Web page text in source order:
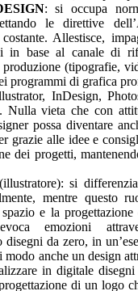
: si occupa
le direttive
Allestisce,
in base al canale di
(tipografie,
programmi di grafica
InDesign,
Nulla vieta che con
possa diventare
grazie alle idee e
dei progetti,
(illustratore): si
mentre questo
e la
emozioni
disegni da zero, in
anche un design
in digitale
di un logo